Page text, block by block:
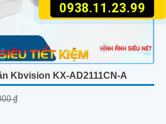
0938.11.23.99
Kbvision KX-AD2111CN-A
₫